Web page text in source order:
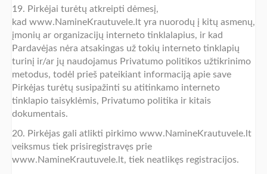
19. Pirkėjai turėtų atkreipti dėmesį,
kad www.NamineKrautuvele.lt yra nuorodų į kitų asmenų,
įmonių ar organizacijų interneto tinklalapius, ir kad
Pardavėjas nėra atsakingas už tokių interneto tinklapių
turinį ir/ar jų naudojamus Privatumo politikos užtikrinimo
metodus, todėl prieš pateikiant informaciją apie save
Pirkėjas turėtų susipažinti su atitinkamo interneto
tinklapio taisyklėmis, Privatumo politika ir kitais
dokumentais.
20. Pirkėjas gali atlikti pirkimo www.NamineKrautuvele.lt
veiksmus tiek prisiregistravęs prie
www.NamineKrautuvele.lt, tiek neatlikęs registracijos.